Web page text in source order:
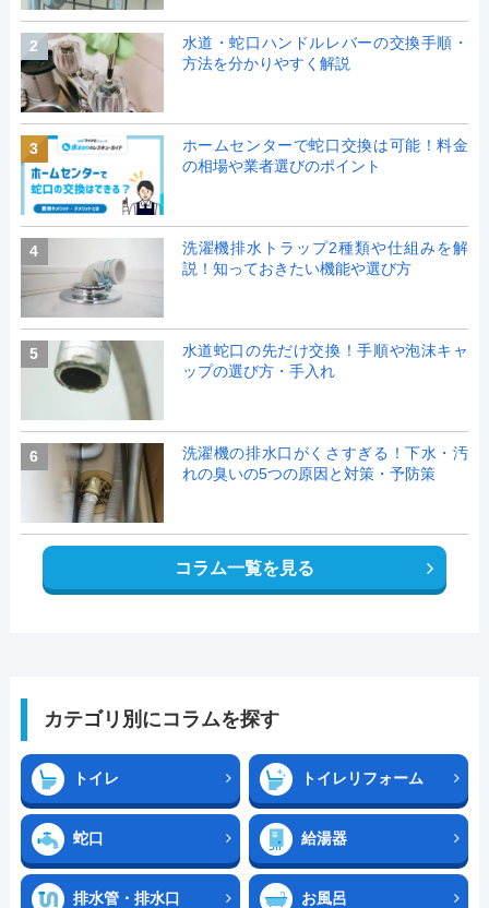
2
水道・蛇口ハンドルレバーの交換手順・
方法を分かりやすく解説
3
ホームセンターで蛇口交換は可能！料金
の相場や業者選びのポイント
4
洗濯機排水トラップ2種類や仕組みを解
説！知っておきたい機能や選び方
5
水道蛇口の先だけ交換！手順や泡沫キャ
ップの選び方・手入れ
6
洗濯機の排水口がくさすぎる！下水・汚
れの臭いの5つの原因と対策・予防策
コラム一覧を見る
カテゴリ別にコラムを探す
トイレ トイレリフォーム
蛇口 給湯器
排水管・排水口 お風呂